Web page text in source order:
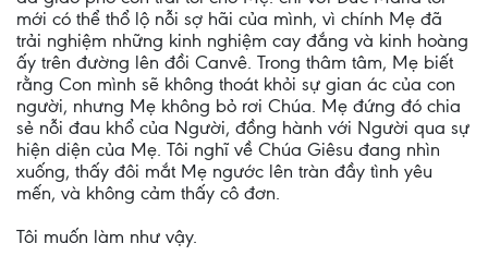
mới có thể thổ lộ nỗi sợ hãi của mình, vì chính Mẹ đã
trải nghiệm những kinh nghiệm cay đắng và kinh hoàng
ấy trên đường lên đồi Canvê. Trong thâm tâm, Mẹ biết
rằng Con mình sẽ không thoát khỏi sự gian ác của con
người, nhưng Mẹ không bỏ rơi Chúa. Mẹ đứng đó chia
sẻ nỗi đau khổ của Người, đồng hành với Người qua sự
hiện diện của Mẹ. Tôi nghĩ về Chúa Giêsu đang nhìn
xuống, thấy đôi mắt Mẹ ngước lên tràn đầy tình yêu
mến, và không cảm thấy cô đơn.
Tôi muốn làm như vậy.